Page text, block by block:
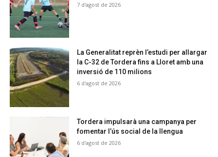
7 d'agost de 2026
La Generalitat reprèn l’estudi per allargar
la C-32 de Tordera fins a Lloret amb una
inversió de 110 milions
6 d'agost de 2026
Tordera impulsarà una campanya per
fomentar l’ús social de la llengua
6 d'agost de 2026